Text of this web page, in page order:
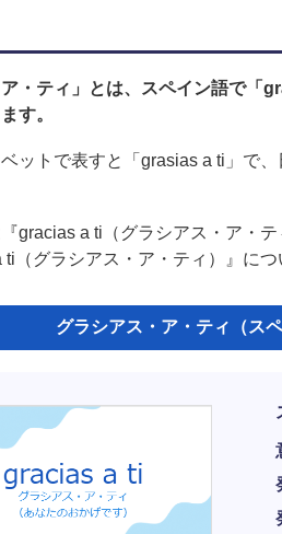
ア・ティ」とは、スペイン語で「
す。
ットで表すと「grasias a ti」で
gracias a ti（グラシアス・ア・
（グラシアス・ア・ティ）』につ
グラシアス・ア・ティ（ス